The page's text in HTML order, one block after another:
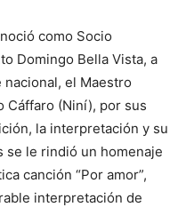
como Socio
Domingo Bella Vista, a
el Maestro
Cáffaro (Niní), por sus
la interpretación y su
se le rindió un homenaje
canción “Por amor”,
interpretación de